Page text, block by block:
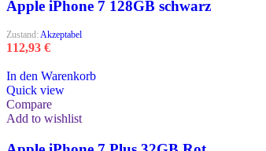
Apple iPhone 7 128GB schwarz
Zustand: Akzeptabel
112,93 €
In den Warenkorb
Quick view
Compare
Add to wishlist